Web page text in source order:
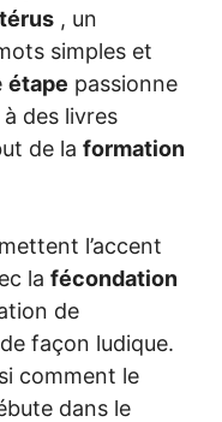
, un
simples et
étape passionne
des livres
de la formation
l’accent
la fécondation
de
façon ludique.
comment le
dans le